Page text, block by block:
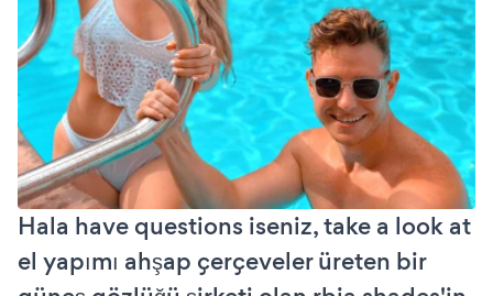
Hala have questions iseniz, take a look at
el yapımı ahşap çerçeveler üreten bir